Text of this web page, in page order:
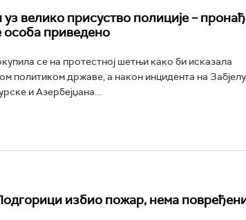
велико присуство полиције –
особа приведено
се на протестној шетњи како би исказала
политиком државе, а након инцидента на
и Азербејџана...
избио пожар, нема